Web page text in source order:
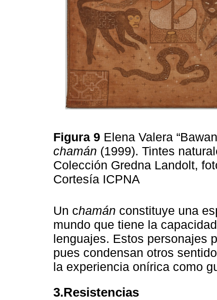
Figura 9 Elena Valera
chamán (1999). Tintes
Colección Gredna Landolt,
Cortesía ICPNA
Un chamán constituye una
mundo que tiene la
lenguajes. Estos personajes
pues condensan otros
la experiencia onírica como
3.Resistencias